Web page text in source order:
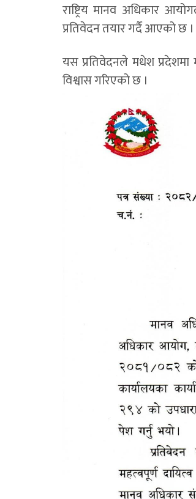
राष्ट्रिय मानव अधिकार
प्रतिवेदन तयार गर्दै आएको छ ।
यस प्रतिवेदनले मधेश प्रदेशमा
विश्वास गरिएको छ ।